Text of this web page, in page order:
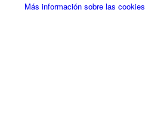
Más información sobre las cookies